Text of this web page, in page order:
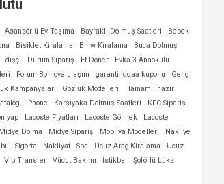
Asansörlü Ev Taşıma Bayraklı Dolmuş Saatleri
Bebek
Bisiklet Kiralama Bmw Kiralama
Buca Dolmuş
dişçi Dürüm Sipariş Et Döner
Evka 3 Anaokulu
Forum Bornova ulaşım garanti iddaa kuponu
Genç
Kampanyaları Gözlük Modelleri Hamam
hazır
iPhone Karşıyaka Dolmuş Saatleri
KFC Sipariş
yap Lacoste Fiyatları Lacoste Gömlek
Lacoste
Midye Dolma Midye Sipariş Mobilya Modelleri
Nakliye
Sigortalı Nakliyat Spa Ucuz Araç Kiralama
Ucuz
Vip Transfer Vücut Bakımı İstikbal
Şoförlü Lüks